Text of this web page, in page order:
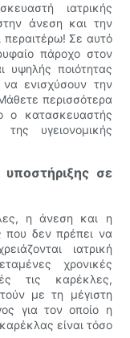
ιατρικής
άνεση και την
περαιτέρω! Σε αυτό
πάροχο στον
υψηλής ποιότητας
ενισχύσουν την
περισσότερα
ο κατασκευαστής
υγειονομικής
σε
η άνεση και η
που δεν πρέπει να
ιατρική
χρονικές
τις καρέκλες,
με τη μέγιστη
για τον οποίο η
είναι τόσο